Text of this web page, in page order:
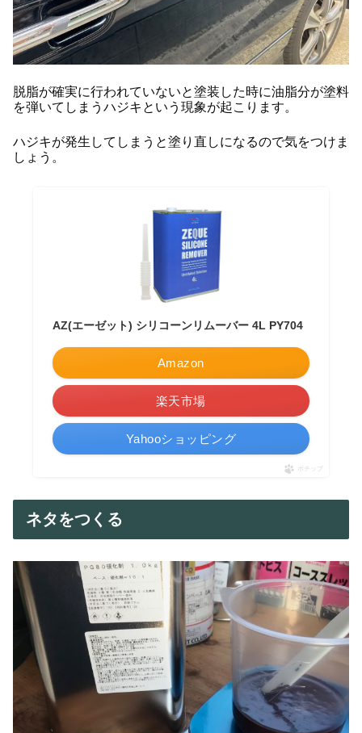
脱脂が確実に行われていないと塗装した時に油脂分が塗料
を弾いてしまうハジキという現象が起こります。
ハジキが発生してしまうと塗り直しになるので気をつけま
しょう。
AZ(エーゼット) シリコーンリムーバー 4L PY704
Amazon
楽天市場
Yahooショッピング
ポチップ
ネタをつくる